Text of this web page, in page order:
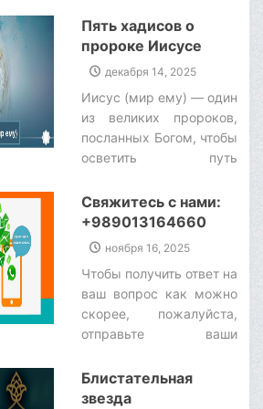
материальной, так и
духовной в мире. Они -
причина творения, и все
во вселенной
существует благодаря
их присутствию.
Поэтому материальные
и духовные
которыми мы обладаем,
являются плодами их
священного
Пять хадисов о
пророке Иисусе
(мир ему)
декабря 14, 2025
Иисус (мир ему) — один
из великих пророков,
посланных Богом, чтобы
осветить путь
прихода ислама.
Священный Коран
уделяет значительное
внимание жизни
пророка Иисуса (мир
ему), раскрывая
подробности его
благословенного
стихах переплетаются
история Девы Марии,
Свяжитесь с нами:
+989013164660
ноября 16, 2025
Чтобы получить ответ на
ваш вопрос как можно
скорее, пожалуйста,
отправьте ваши
WhatsApp по номеру:
+989013164660.‌
Блистательная
звезда